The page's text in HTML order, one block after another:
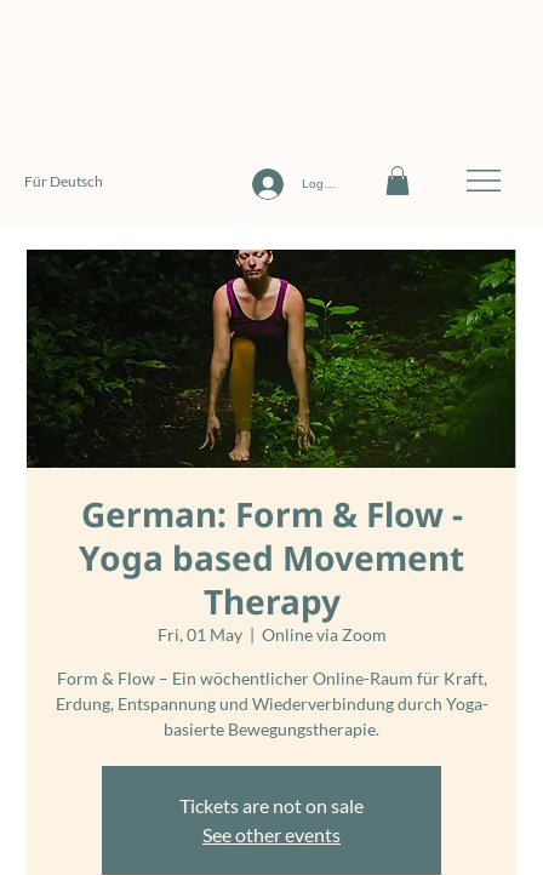
Log In
Für Deutsch
German: Form & Flow -
Yoga based Movement
Therapy
Fri, 01 May
  |
Online via Zoom
Form & Flow – Ein wöchentlicher Online-Raum für Kraft,
Erdung, Entspannung und Wiederverbindung durch Yoga-
basierte Bewegungstherapie.
Tickets are not on sale
See other events